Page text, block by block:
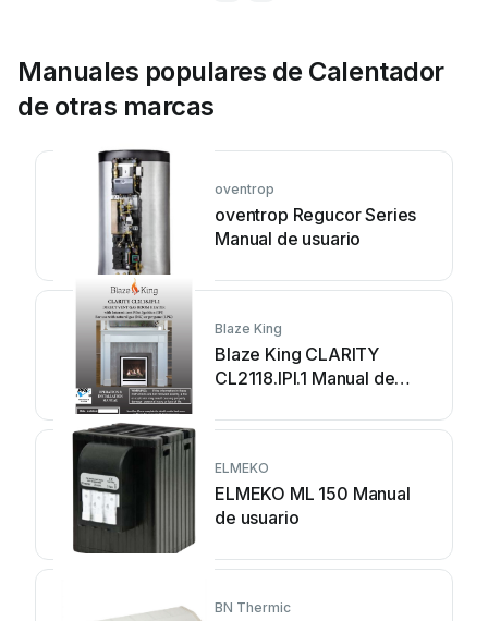
Manuales populares de Calentador
de otras marcas
oventrop
oventrop Regucor Series
Manual de usuario
Blaze King
Blaze King CLARITY
CL2118.IPI.1 Manual de
ELMEKO
ELMEKO ML 150 Manual
de usuario
BN Thermic